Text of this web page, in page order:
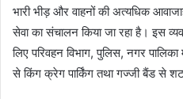
भारी भीड़ और वाहनों की अत्यधिक
सेवा का संचालन किया जा रहा है। इस
लिए परिवहन विभाग, पुलिस, नगर
से किंग क्रेग पार्किंग तथा गज्जी बैंड से